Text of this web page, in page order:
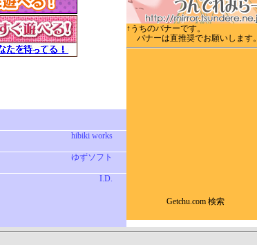
↑うちのバナーです。
バナーは直推奨でお願いします。
Getchu.com 検索
hibiki works
ゆずソフト
I.D.